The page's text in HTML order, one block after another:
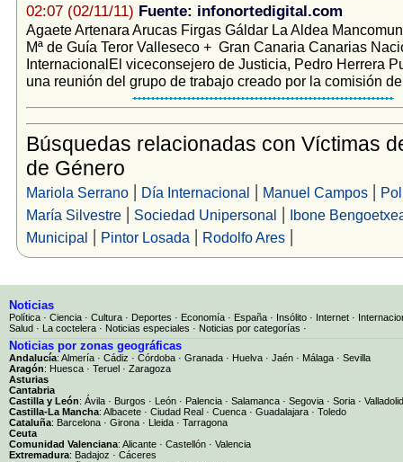
02:07 (02/11/11) Fuente: infonortedigital.com
Agaete Artenara Arucas Firgas Gáldar La Aldea
Mª de Guía Teror Valleseco + Gran Canaria Canarias
InternacionalEl viceconsejero de Justicia, Pedro Herrera
una reunión del grupo de trabajo creado por la comisión
Búsquedas relacionadas con Víctimas
de Género
Mariola Serrano| Día Internacional | Manuel Campos|
María Silvestre| Sociedad Unipersonal | Ibone
Municipal | Pintor Losada | Rodolfo Ares|
Noticias
Política · Ciencia · Cultura · Deportes · Economía · España · Insólito · Internet ·
Salud · La coctelera · Noticias especiales · Noticias por categorías ·
Noticias por zonas geográficas
Andalucía: Almería · Cádiz · Córdoba · Granada · Huelva · Jaén · Málaga · Sevilla
Aragón: Huesca · Teruel · Zaragoza
Asturias
Cantabria
Castilla y León: Ávila · Burgos · León · Palencia · Salamanca · Segovia · Soria · Valladolid
Castilla-La Mancha: Albacete · Ciudad Real · Cuenca · Guadalajara · Toledo
Cataluña: Barcelona · Girona · Lleida · Tarragona
Ceuta
Comunidad Valenciana: Alicante · Castellón · Valencia
Extremadura: Badajoz · Cáceres